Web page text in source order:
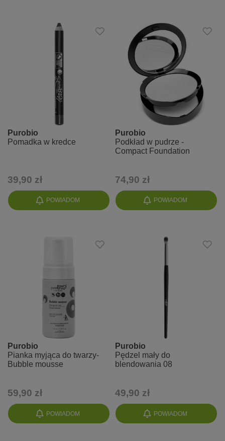
POWIADOM
Purobio
Pomadka w kredce
39,90 zł
POWIADOM
Purobio
Podkład w pudrze -
Compact Foundation
74,90 zł
POWIADOM
Purobio
Pianka myjąca do twarzy-
Bubble mousse
59,90 zł
POWIADOM
Purobio
Pędzel mały do
blendowania 08
49,90 zł